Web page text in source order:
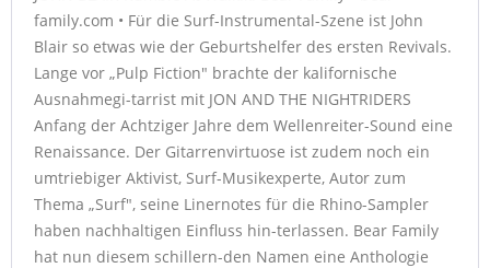
family.com • Für die Surf-Instrumental-Szene ist John
Blair so etwas wie der Geburtshelfer des ersten Revivals.
Lange vor „Pulp Fiction" brachte der kalifornische
Ausnahmegi-tarrist mit JON AND THE NIGHTRIDERS
Anfang der Achtziger Jahre dem Wellenreiter-Sound eine
Renaissance. Der Gitarrenvirtuose ist zudem noch ein
umtriebiger Aktivist, Surf-Musikexperte, Autor zum
Thema „Surf", seine Linernotes für die Rhino-Sampler
haben nachhaltigen Einfluss hin-terlassen. Bear Family
hat nun diesem schillern-den Namen eine Anthologie